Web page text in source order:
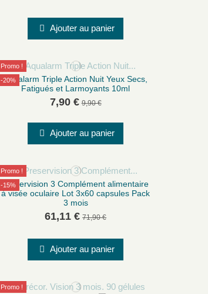
Ajouter au panier
Promo !
-20%
Aqualarm Triple Action Nuit Yeux Secs,
Fatigués et Larmoyants 10ml
7,90 € 9,90 €
Ajouter au panier
Promo !
-15%
Preservision 3 Complément alimentaire
à visée oculaire Lot 3x60 capsules Pack
3 mois
61,11 € 71,90 €
Ajouter au panier
Promo !